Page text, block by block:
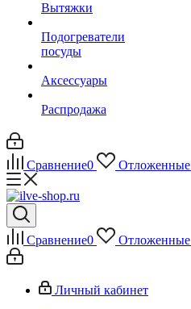
Вытяжки
Подогреватели
посуды
Аксессуары
Распродажа
Сравнение0 Отложенные
Сравнение0 Отложенные
Личный кабинет